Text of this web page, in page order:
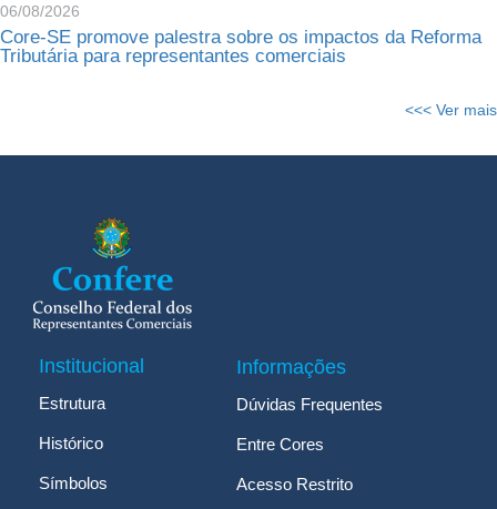
06/08/2026
Core-SE promove palestra sobre os impactos da Reforma
Tributária para representantes comerciais
<<< Ver mais
Institucional
Estrutura
Histórico
Símbolos
Informações
Dúvidas Frequentes
Entre Cores
Acesso Restrito